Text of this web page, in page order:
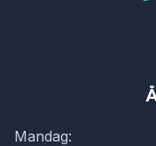
Mandag: